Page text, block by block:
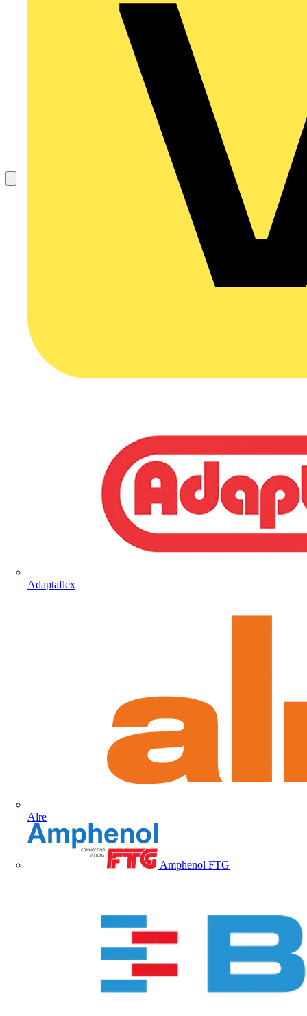
Adaptaflex
Alre
Amphenol FTG